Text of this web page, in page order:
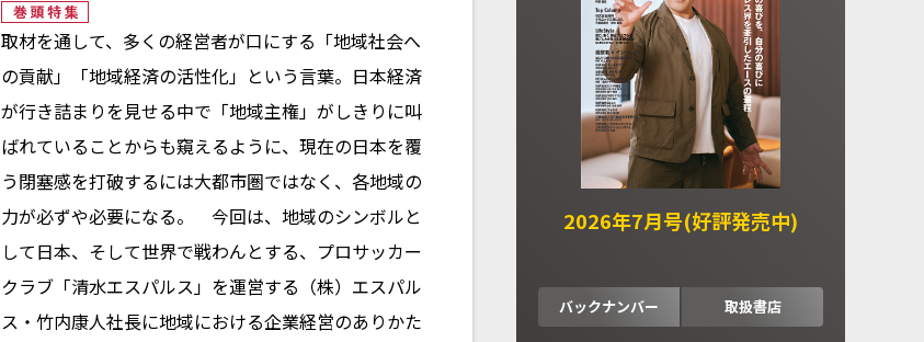
取材を通して、多くの経営者が口にする「地域社会へ
の貢献」「地域経済の活性化」という言葉。日本経済
が行き詰まりを見せる中で「地域主権」がしきりに叫
ばれていることからも窺えるように、現在の日本を覆
う閉塞感を打破するには大都市圏ではなく、各地域の
力が必ずや必要になる。 今回は、地域のシンボルと
して日本、そして世界で戦わんとする、プロサッカー
クラブ「清水エスパルス」を運営する（株）エスパル
ス・竹内康人社長に地域における企業経営のありかた
2026年7月号(好評発売中)
バックナンバー 取扱書店